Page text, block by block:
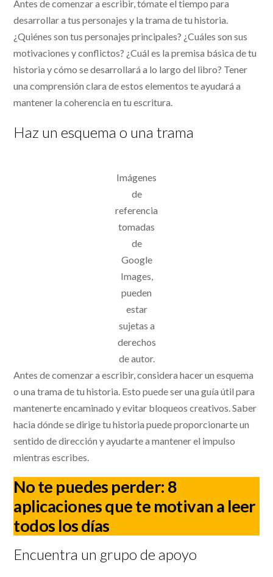
Antes de comenzar a escribir, tómate el tiempo para
desarrollar a tus personajes y la trama de tu historia.
¿Quiénes son tus personajes principales? ¿Cuáles son sus
motivaciones y conflictos? ¿Cuál es la premisa básica de tu
historia y cómo se desarrollará a lo largo del libro? Tener
una comprensión clara de estos elementos te ayudará a
mantener la coherencia en tu escritura.
Haz un esquema o una trama
Imágenes
de
referencia
tomadas
de
Google
Images,
pueden
estar
sujetas a
derechos
de autor.
Antes de comenzar a escribir, considera hacer un esquema
o una trama de tu historia. Esto puede ser una guía útil para
mantenerte encaminado y evitar bloqueos creativos. Saber
hacia dónde se dirige tu historia puede proporcionarte un
sentido de dirección y ayudarte a mantener el impulso
mientras escribes.
No te puedes perder: 8
aplicaciones que te motivan a leer
todos los días
Encuentra un grupo de apoyo